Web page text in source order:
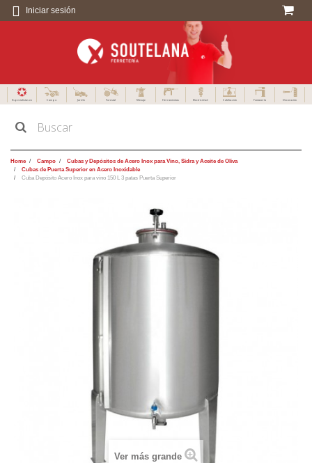
Iniciar sesión
Especialistas en Campo Jardín Forestal Menaje Herramientas Electricidad Calefacción Fontanería Decoración
Home Campo
Cubas y Depósitos de Acero Inox para Vino, Sidra y Aceite de Oliva
Cubas de Puerta Superior en Acero Inoxidable
Cuba Depósito Acero Inox para vino 150 L 3 patas Puerta Superior
Ver más grande